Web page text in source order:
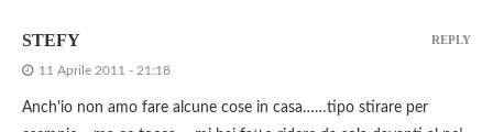
STEFY
11 Aprile 2011 - 21:18
Anch'io non amo fare alcune cose in casa……tipo stirare per
REPLY